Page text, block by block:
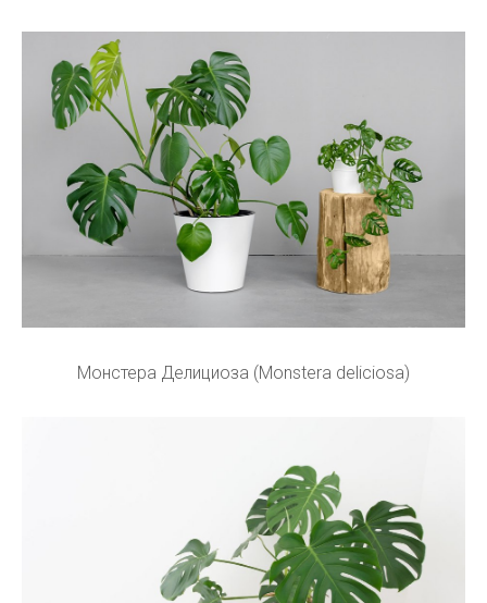
Монстера Делициоза (Monstera deliciosa)